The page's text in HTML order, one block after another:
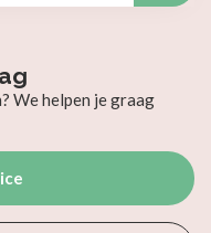
We helpen je graag